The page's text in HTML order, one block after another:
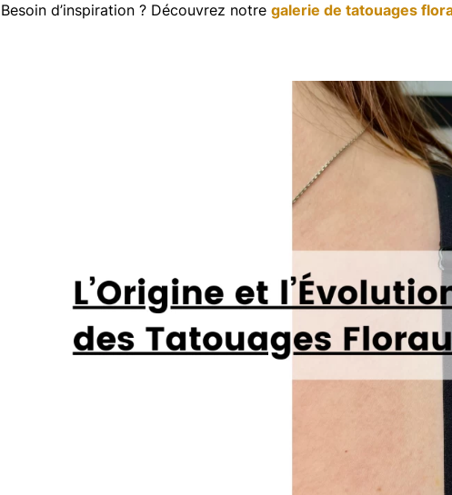
Besoin d’inspiration ? Découvrez notre galerie de tatouages